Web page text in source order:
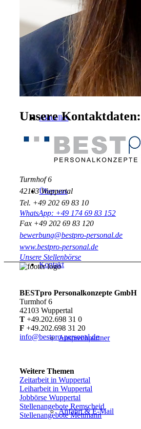
Für Unternehmen
Aktuelles
Über uns
Kontakt
Ansprechpartner
Anfahrt & E-Mail
Unsere Kontaktdaten:
Turmhof 6
42103 Wuppertal
Tel. +49 202 69 83 10
WhatsApp: +49 174 69 83 152
Fax +49 202 69 83 120
bewerbung@bestpro-personal.de
www.bestpro-personal.de
Unsere Stellenbörse
BESTpro Personalkonzepte GmbH
Turmhof 6
42103 Wuppertal
T +49.202.698 31 0
F +49.202.698 31 20
info@bestpro-personal.de
Weitere Themen
Zeitarbeit in Wuppertal
Leiharbeit in Wuppertal
Jobbörse Wuppertal
Stellenangebote Remscheid
Stellenangebote Mettmann